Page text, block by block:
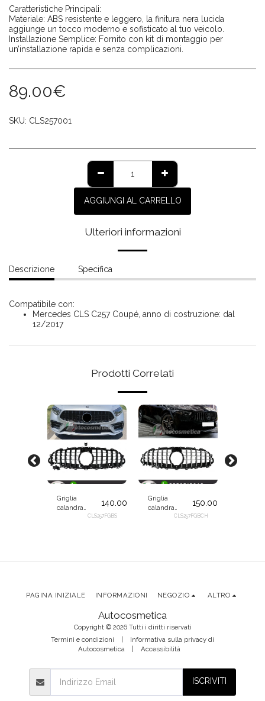
Caratteristiche Principali:
Materiale: ABS resistente e leggero, la finitura nera lucida
aggiunge un tocco moderno e sofisticato al tuo veicolo.
Installazione Semplice: Fornito con kit di montaggio per
un’installazione rapida e senza complicazioni.
89.00€
SKU: CLS257001
AGGIUNGI AL CARRELLO
Ulteriori informazioni
Descrizione Specifica
Compatibile con:
Mercedes CLS C257 Coupé, anno di costruzione: dal
12/2017
Prodotti Correlati
Griglia
calandra
mascherina
140.00
CLS257FGBS
Griglia
calandra
mascherina
150.00
CLS257FGBCH
Autocosmetica
Copyright © 2026 Tutti i diritti riservati
Termini e condizioni | Informativa sulla privacy di
Autocosmetica | Accessibilità
PAGINA INIZIALE INFORMAZIONI NEGOZIO ALTRO
ISCRIVITI